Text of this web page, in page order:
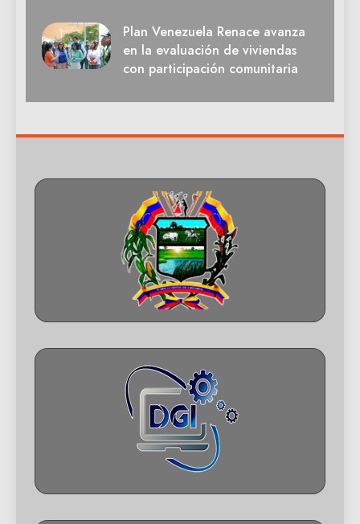
Plan Venezuela Renace avanza
en la evaluación de viviendas
con participación comunitaria